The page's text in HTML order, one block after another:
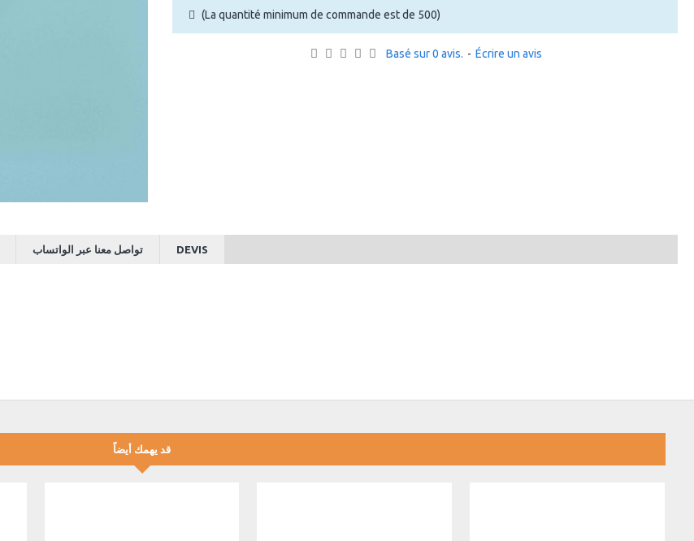
Basé sur 0 avis. - Écrire un avis
(La quantité minimum de commande est de 500)
تواصل معنا عبر الواتساب DEVIS
قد يهمك أيضاً